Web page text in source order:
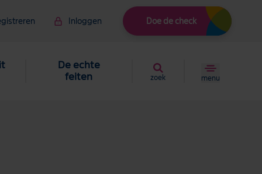
Inloggen Doe de check
De echte
feiten
zoek menu